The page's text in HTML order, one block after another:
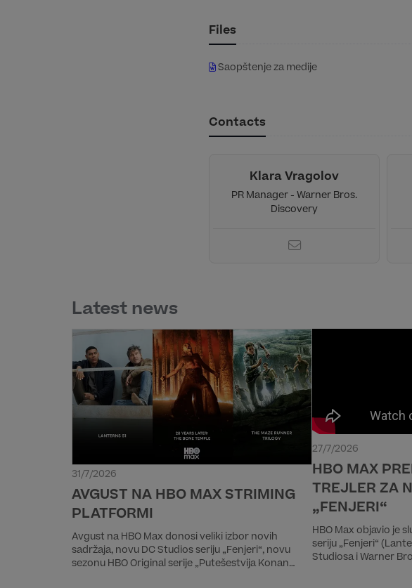
Files
Saopštenje za medije
Contacts
Klara Vragolov
PR Manager - Warner Bros.
Discovery
Latest news
31/7/2026
AVGUST NA HBO MAX STRIMING
PLATFORMI
Avgust na HBO Max donosi veliki izbor novih
sadržaja, novu DC Studios seriju „Fenjeri“, novu
sezonu HBO Original serije „Putešestvija Konan
27/7/2026
HBO MAX
TREJLER ZA
„FENJERI“
HBO Max objavio je
seriju „Fenjeri“
Studiosa i Warner